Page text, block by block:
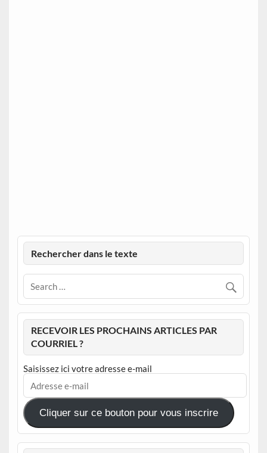
Rechercher dans le texte
RECEVOIR LES PROCHAINS ARTICLES PAR
COURRIEL ?
Saisissez ici votre adresse e-mail
Adresse
mail
Cliquer sur ce bouton pour vous inscrire